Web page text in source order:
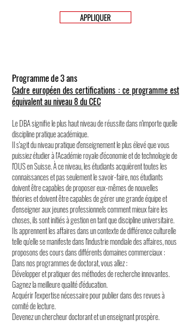
APPLIQUER
Programme de 3 ans
Cadre européen des certifications : ce programme est
équivalent au niveau 8 du CEC
Le DBA signifie le plus haut niveau de réussite dans n'importe quelle
discipline pratique académique.
Il s'agit du niveau pratique d'enseignement le plus élevé que vous
puissiez étudier à l'Académie royale d'économie et de technologie de
l'OUS en Suisse. À ce niveau, les étudiants acquièrent toutes les
connaissances et pas seulement le savoir-faire, nos étudiants
doivent être capables de proposer eux-mêmes de nouvelles
théories et doivent être capables de gérer une grande équipe et
d'enseigner aux jeunes professionnels comment mieux faire les
choses, ils sont initiés à gestion en tant que discipline universitaire.
Ils apprennent les affaires dans un contexte de différence culturelle
telle qu'elle se manifeste dans l'industrie mondiale des affaires, nous
proposons des cours dans différents domaines commerciaux :
Dans nos programmes de doctorat, vous allez :
Développer et pratiquer des méthodes de recherche innovantes.
Gagnez la meilleure qualité d'éducation.
Acquérir l'expertise nécessaire pour publier dans des revues à
comité de lecture.
Devenez un chercheur doctorant et un enseignant prospère.